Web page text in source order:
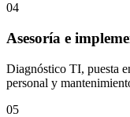
04
Asesoría e
Diagnóstico TI, puesta
personal y
05